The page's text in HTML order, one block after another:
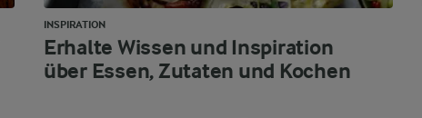
INSPIRATION
Erhalte Wissen und Inspiration
über Essen, Zutaten und Kochen